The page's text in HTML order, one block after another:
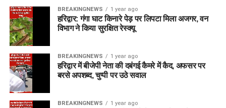
BREAKINGNEWS 1 year ago
हरिद्वार: गंगा घाट किनारे पेड़ पर लिपटा मिला अजगर, वन
विभाग ने किया सुरक्षित रेस्क्यू
BREAKINGNEWS 1 year ago
हरिद्वार में बीजेपी नेता की दबंगई कैमरे में कैद, अफसर पर
बरसे अपशब्द, चुप्पी पर उठे सवाल
BREAKINGNEWS 1 year ago